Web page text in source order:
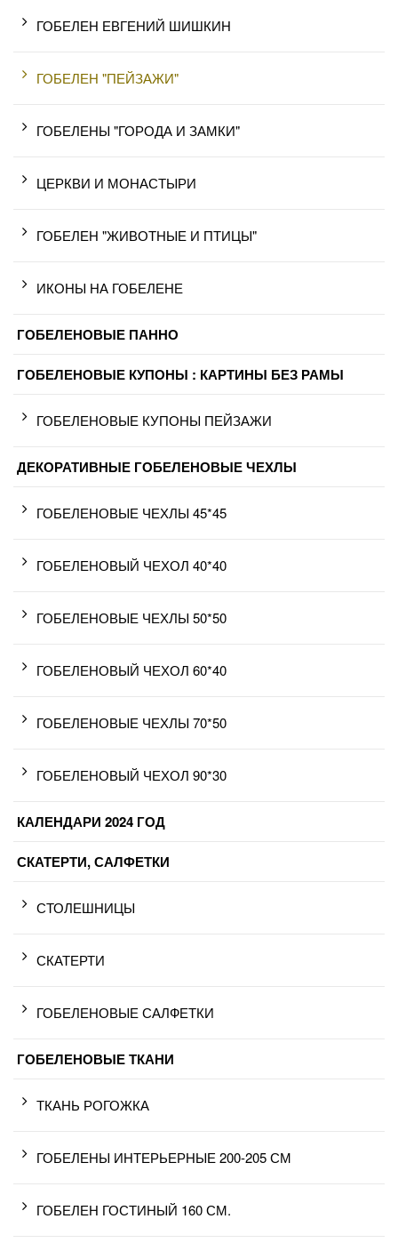
ГОБЕЛЕН ЕВГЕНИЙ ШИШКИН
ГОБЕЛЕН "ПЕЙЗАЖИ"
ГОБЕЛЕНЫ "ГОРОДА И ЗАМКИ"
ЦЕРКВИ И МОНАСТЫРИ
ГОБЕЛЕН "ЖИВОТНЫЕ И ПТИЦЫ"
ИКОНЫ НА ГОБЕЛЕНЕ
ГОБЕЛЕНОВЫЕ ПАННО
ГОБЕЛЕНОВЫЕ КУПОНЫ : КАРТИНЫ БЕЗ РАМЫ
ГОБЕЛЕНОВЫЕ КУПОНЫ ПЕЙЗАЖИ
ДЕКОРАТИВНЫЕ ГОБЕЛЕНОВЫЕ ЧЕХЛЫ
ГОБЕЛЕНОВЫЕ ЧЕХЛЫ 45*45
ГОБЕЛЕНОВЫЙ ЧЕХОЛ 40*40
ГОБЕЛЕНОВЫЕ ЧЕХЛЫ 50*50
ГОБЕЛЕНОВЫЙ ЧЕХОЛ 60*40
ГОБЕЛЕНОВЫЕ ЧЕХЛЫ 70*50
ГОБЕЛЕНОВЫЙ ЧЕХОЛ 90*30
КАЛЕНДАРИ 2024 ГОД
СКАТЕРТИ, САЛФЕТКИ
СТОЛЕШНИЦЫ
СКАТЕРТИ
ГОБЕЛЕНОВЫЕ САЛФЕТКИ
ГОБЕЛЕНОВЫЕ ТКАНИ
ТКАНЬ РОГОЖКА
ГОБЕЛЕНЫ ИНТЕРЬЕРНЫЕ 200-205 СМ
ГОБЕЛЕН ГОСТИНЫЙ 160 СМ.